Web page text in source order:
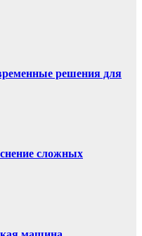
решения для
сложных